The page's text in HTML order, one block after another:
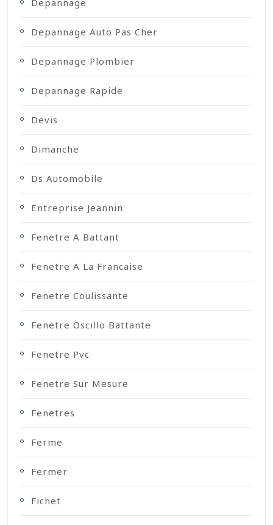
Depannage
Depannage Auto Pas Cher
Depannage Plombier
Depannage Rapide
Devis
Dimanche
Ds Automobile
Entreprise Jeannin
Fenetre A Battant
Fenetre A La Francaise
Fenetre Coulissante
Fenetre Oscillo Battante
Fenetre Pvc
Fenetre Sur Mesure
Fenetres
Ferme
Fermer
Fichet